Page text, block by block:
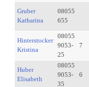
Gruber
Katharina
08055
655
Hinterstocker
Kristina
08055
9053-
25
7
Huber
Elisabeth
08055
9053-
35
6